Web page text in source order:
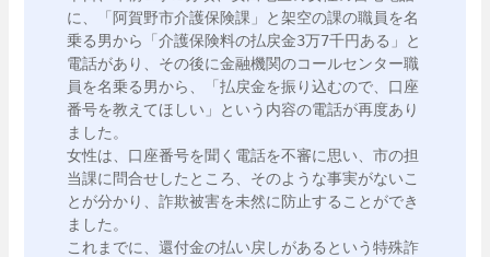
に、「阿賀野市介護保険課」と架空の課の職員を名
乗る男から「介護保険料の払戻金3万7千円ある」と
電話があり、その後に金融機関のコールセンター職
員を名乗る男から、「払戻金を振り込むので、口座
番号を教えてほしい」という内容の電話が再度あり
ました。
女性は、口座番号を聞く電話を不審に思い、市の担
当課に問合せしたところ、そのような事実がないこ
とが分かり、詐欺被害を未然に防止することができ
ました。
これまでに、還付金の払い戻しがあるという特殊詐